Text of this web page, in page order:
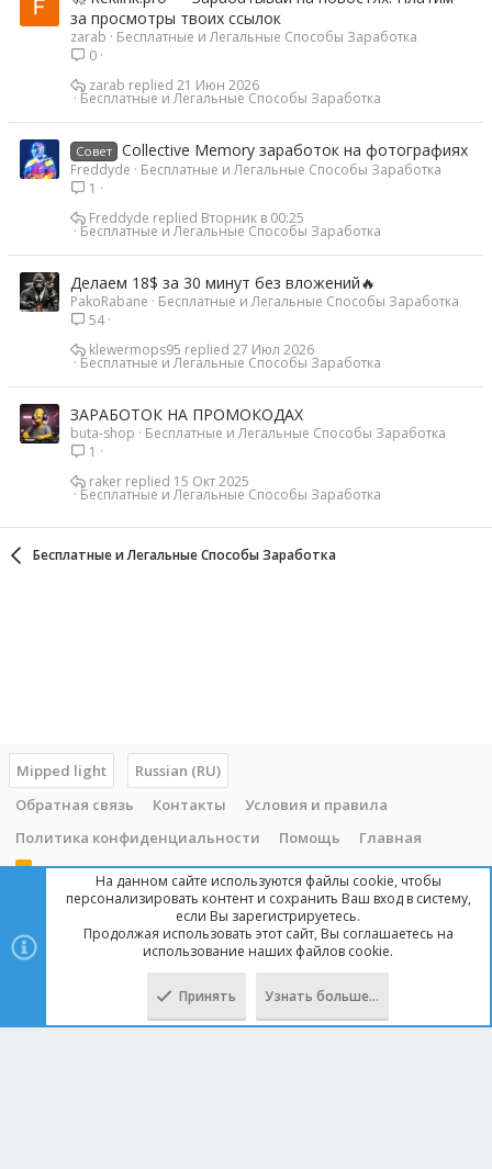
за просмотры твоих ссылок
zarab
Бесплатные и Легальные Способы Заработка
0
Бесплатные и Легальные Способы Заработка
21 Июн 2026
zarab
Совет Collective Memory заработок на фотографиях
Freddyde
Бесплатные и Легальные Способы Заработка
1
Бесплатные и Легальные Способы Заработка
Вторник в 00:25
Freddyde
Делаем 18$ за 30 минут без вложений🔥
PakoRabane
Бесплатные и Легальные Способы Заработка
54
Бесплатные и Легальные Способы Заработка
27 Июл 2026
klewermops95
ЗАРАБОТОК НА ПРОМОКОДАХ
buta-shop
Бесплатные и Легальные Способы Заработка
1
Бесплатные и Легальные Способы Заработка
15 Окт 2025
raker
Бесплатные и Легальные Способы Заработка
Mipped light
Russian (RU)
Обратная связь
Контакты
Условия и правила
Политика конфиденциальности
Помощь Главная
R
Copyright © 2014 - 2025, mipped.com. Все права защищены. При
копировании материала с сайта, обратная ссылка обязательна!
На данном сайте используются файлы cookie, чтобы
персонализировать контент и сохранить Ваш вход в систему,
если Вы зарегистрируетесь.
Продолжая использовать этот сайт, Вы соглашаетесь на
использование наших файлов cookie.
Принять Узнать больше…